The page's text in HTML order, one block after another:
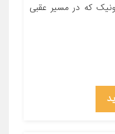
که در مسیر عقبی